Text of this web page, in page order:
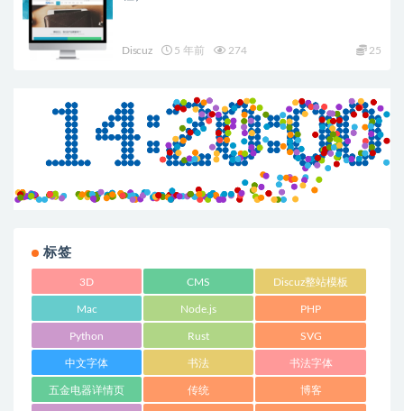
Discuz 5 年前 274 25
标签
3D CMS Discuz整站模板
Mac Node.js PHP
Python Rust SVG
中文字体 书法 书法字体
五金电器详情页 传统 博客